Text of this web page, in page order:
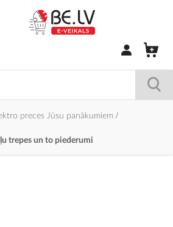
Pierakstīties/
preces Jūsu panākumiem
trepes un to piederumi